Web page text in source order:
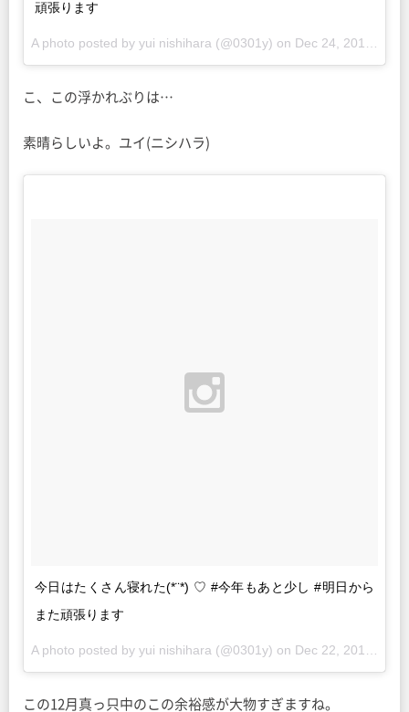
頑張ります
A photo posted by yui nishihara (@0301y) on Dec 24, 2015 at 1:06pm PST
こ、この浮かれぶりは…
素晴らしいよ。ユイ(ニシハラ)
今日はたくさん寝れた(*¨*) ♡ #今年もあと少し #明日から
また頑張ります
A photo posted by yui nishihara (@0301y) on Dec 22, 2015 at 5:19am PST
この12月真っ只中のこの余裕感が大物すぎますね。